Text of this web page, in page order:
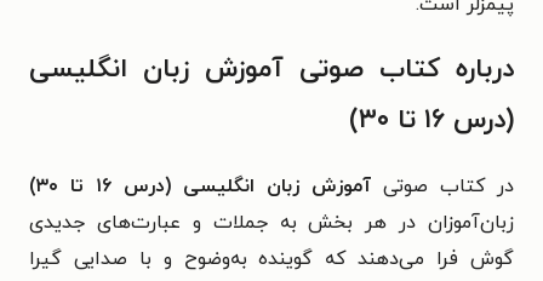
درباره کتاب صوتی آموزش زبان انگلیسی
(درس ۱۶ تا ۳۰)
در کتاب صوتی آموزش زبان انگلیسی (درس ۱۶ تا ۳۰)
زبان‌آموزان در هر بخش به جملات و عبارت‌های جدیدی
گوش‌ فرا می‌دهند که گوینده به‌وضوح و با صدایی گیرا